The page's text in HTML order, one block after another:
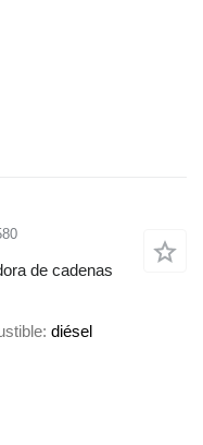
de cadenas
diésel